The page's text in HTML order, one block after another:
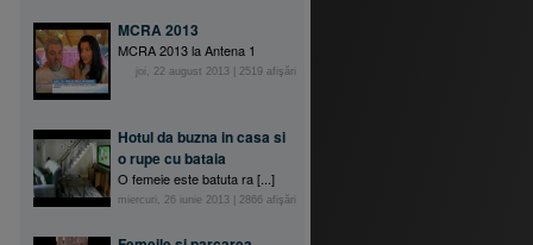
MCRA 2013
MCRA 2013 la Antena 1
joi, 22 august 2013 2519 afişări
Hotul da buzna in casa si
o rupe cu bataia
O femeie este batuta ra [...]
miercuri, 26 iunie 2013 2866 afişări